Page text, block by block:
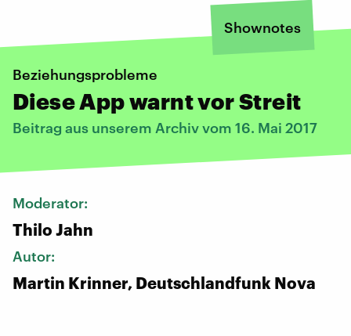
Shownotes
Beziehungsprobleme
Diese App warnt vor Streit
Beitrag aus unserem Archiv vom 16. Mai 2017
Moderator:
Thilo Jahn
Autor:
Martin Krinner, Deutschlandfunk Nova